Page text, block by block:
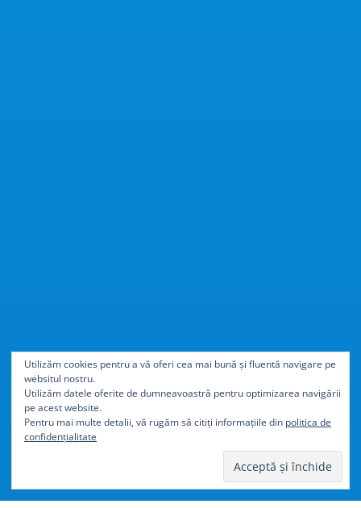
Cu40% mai ușordecât
aluminiul
Utilizăm cookies pentru a vă oferi cea mai bună și fluentă navigare pe
websitul nostru.
Utilizăm datele oferite de dumneavoastră pentru optimizarea navigării
pe acest website.
Pentru mai multe detalii, vă rugăm să citiți informațiile din politica de
confidențialitate